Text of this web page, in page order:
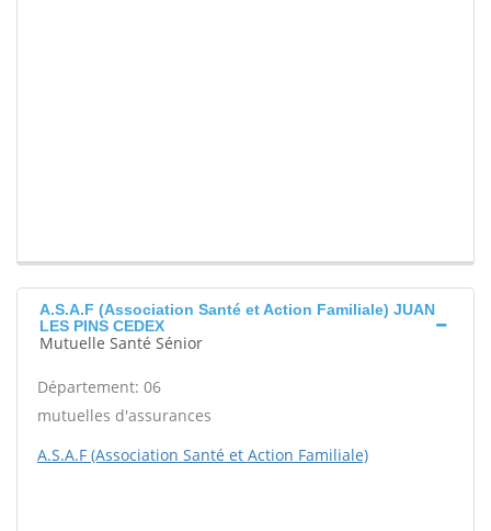
A.S.A.F (Association Santé et Action Familiale) JUAN
LES PINS CEDEX
Mutuelle Santé Sénior
Département: 06
mutuelles d'assurances
A.S.A.F (Association Santé et Action Familiale)